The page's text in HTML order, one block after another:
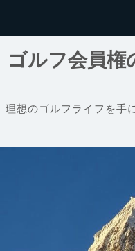
ゴルフ会員権
理想のゴルフライフを手